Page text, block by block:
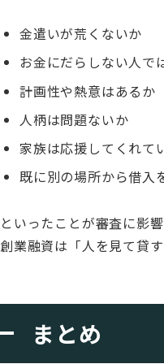
金遣いが荒くないか
お金にだらしない人で
計画性や熱意はあるか
人柄は問題ないか
家族は応援してくれて
既に別の場所から借入
といったことが審査に影響
創業融資は「人を見て貸
まとめ